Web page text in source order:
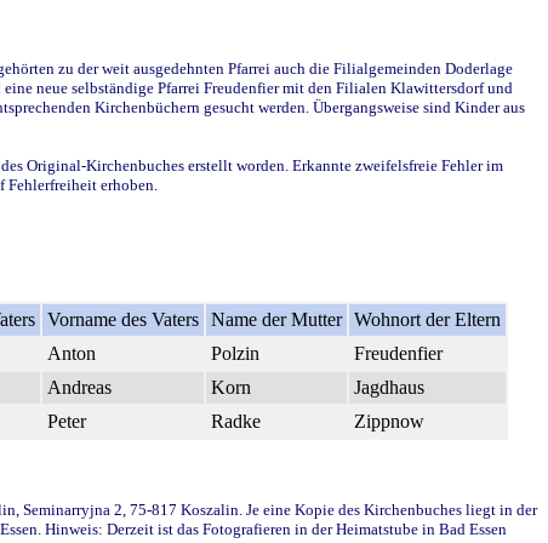
zu der weit ausgedehnten Pfarrei auch die Filialgemeinden Doderlage
neue selbständige Pfarrei Freudenfier mit den Filialen Klawittersdorf und
Kirchenbüchern gesucht werden. Übergangsweise sind Kinder aus
Original-Kirchenbuches erstellt worden. Erkannte zweifelsfreie Fehler im
erhoben.
Vorname des Vaters Name der Mutter Wohnort der Eltern
Anton Polzin
Freudenfier
Andreas Korn
Jagdhaus
Peter Radke Zippnow
Seminarryjna 2, 75-817 Koszalin. Je eine Kopie des Kirchenbuches liegt in der
Hinweis: Derzeit ist das Fotografieren in der Heimatstube in Bad Essen